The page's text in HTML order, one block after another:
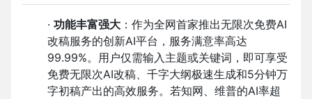
· 功能丰富强大 ：作为全网首家推出无限次免费AI
改稿服务的创新AI平台，服务满意率高达
99.99%。用户仅需输入主题或关键词，即可享受
免费无限次AI改稿、千字大纲极速生成和5分钟万
字初稿产出的高效服务。若知网、维普的AI率超